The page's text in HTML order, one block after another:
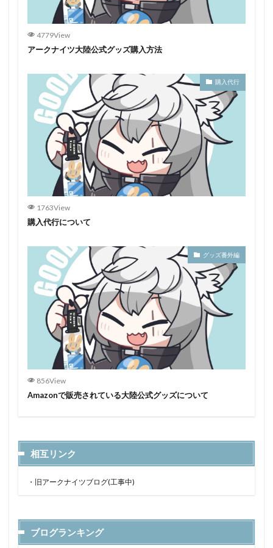
4779View
アークナイツ大陸公式グッズ購入方法
購入代行
1763View
購入代行について
グッズ番外編
856View
Amazonで販売されている大陸公式グッズについて
相互リンク
・ 旧アークナイツブログ(工事中)
ブログランキング